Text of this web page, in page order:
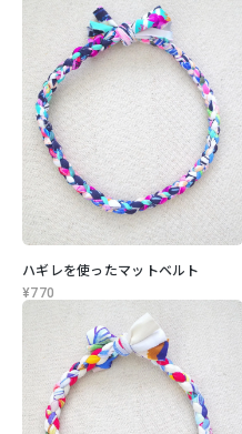
ハギレを使ったマットベルト
¥770